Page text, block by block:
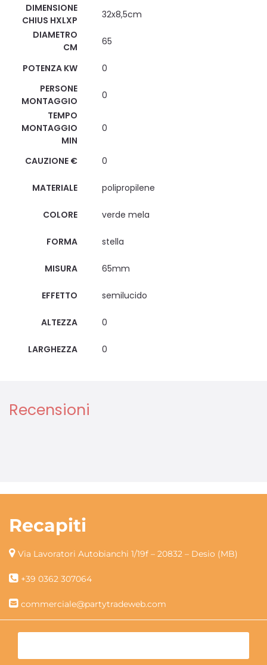
DIMENSIONE
CHIUS HXLXP
32x8,5cm
DIAMETRO
CM
65
POTENZA KW
0
PERSONE
MONTAGGIO
0
TEMPO
MONTAGGIO
MIN
0
CAUZIONE € 0
MATERIALE polipropilene
COLORE verde mela
FORMA stella
MISURA 65mm
EFFETTO semilucido
ALTEZZA 0
LARGHEZZA 0
Recensioni
Recapiti
Via Lavoratori Autobianchi 1/19f – 20832 – Desio (MB)
+39 0362 307064
commerciale@partytradeweb.com